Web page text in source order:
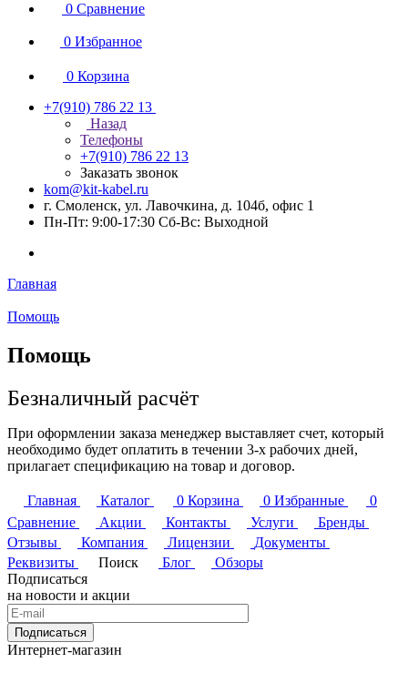
0 Сравнение
0 Избранное
0 Корзина
+7(910) 786 22 13
Назад
Телефоны
+7(910) 786 22 13
Заказать звонок
kom@kit-kabel.ru
г. Смоленск, ул. Лавочкина, д. 104б, офис 1
Пн-Пт: 9:00-17:30 Cб-Вс: Выходной
Главная
Помощь
Помощь
Безналичный расчёт
При оформлении заказа менеджер выставляет счет, который
необходимо будет оплатить в течении 3-х рабочих дней,
прилагает спецификацию на товар и договор.
Главная Каталог 0 Корзина 0 Избранные
0
Сравнение
Акции Контакты Услуги
Бренды
Отзывы
Компания Лицензии
Документы
Реквизиты
Поиск Блог
Обзоры
Подписаться
на новости и акции
Подписаться
Интернет-магазин